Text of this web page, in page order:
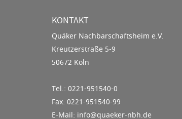
KONTAKT
Quäker Nachbarschaftsheim e.V.
Kreutzerstraße 5-9
50672 Köln
Tel.: 0221-951540-0
Fax: 0221-951540-99
E-Mail: info@quaeker-nbh.de